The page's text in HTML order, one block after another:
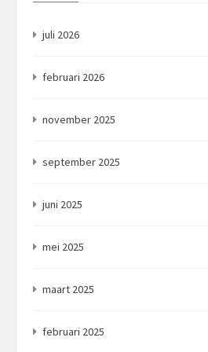
juli 2026
februari 2026
november 2025
september 2025
juni 2025
mei 2025
maart 2025
februari 2025